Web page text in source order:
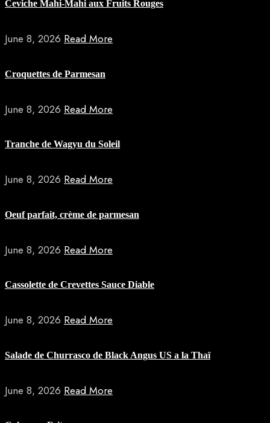
Ceviche Mahi-Mahi aux Fruits Rouges
June 8, 2026 Read More
Croquettes de Parmesan
June 8, 2026 Read More
Tranche de Wagyu du Soleil
June 8, 2026 Read More
Oeuf parfait, crème de parmesan
June 8, 2026 Read More
Cassolette de Crevettes Sauce Diable
June 8, 2026 Read More
Salade de Churrasco de Black Angus US a la Thaï
June 8, 2026 Read More